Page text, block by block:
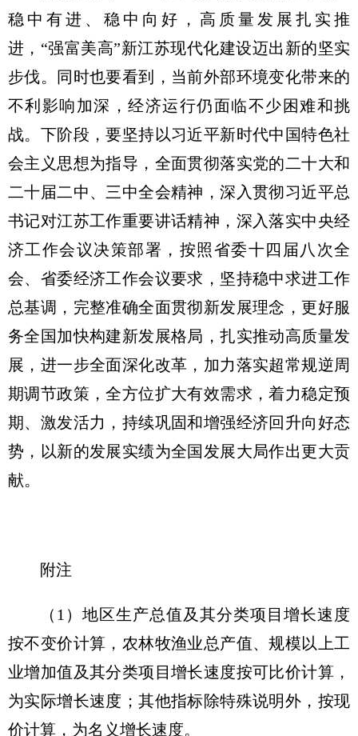
稳中有进、稳中向好，高质量发展扎实推
进，“强富美高”新江苏现代化建设迈出新的坚实
步伐。同时也要看到，当前外部环境变化带来的
不利影响加深，经济运行仍面临不少困难和挑
战。下阶段，要坚持以习近平新时代中国特色社
会主义思想为指导，全面贯彻落实党的二十大和
二十届二中、三中全会精神，深入贯彻习近平总
书记对江苏工作重要讲话精神，深入落实中央经
济工作会议决策部署，按照省委十四届八次全
会、省委经济工作会议要求，坚持稳中求进工作
总基调，完整准确全面贯彻新发展理念，更好服
务全国加快构建新发展格局，扎实推动高质量发
展，进一步全面深化改革，加力落实超常规逆周
期调节政策，全方位扩大有效需求，着力稳定预
期、激发活力，持续巩固和增强经济回升向好态
势，以新的发展实绩为全国发展大局作出更大贡
献。
附注
（1）地区生产总值及其分类项目增长速度
按不变价计算，农林牧渔业总产值、规模以上工
业增加值及其分类项目增长速度按可比价计算，
为实际增长速度；其他指标除特殊说明外，按现
价计算，为名义增长速度。